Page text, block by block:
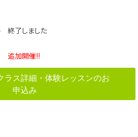
終了しました
追加開催!!
ラス詳細・体験レッスンのお
申込み